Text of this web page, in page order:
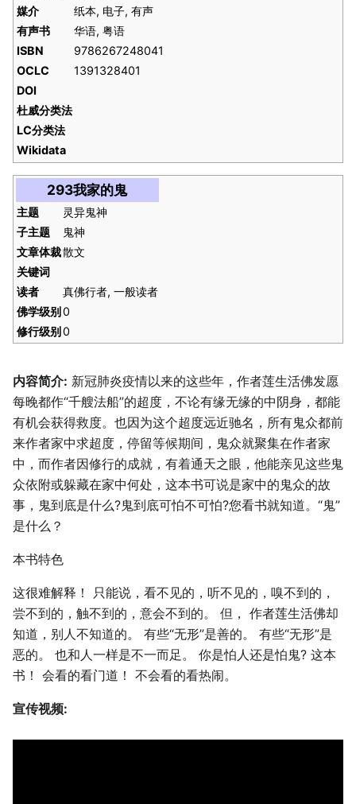
媒介
纸本, 电子, 有声
有声书
华语, 粤语
ISBN
9786267248041
OCLC
1391328401
DOI
杜威分类法
LC分类法
Wikidata
293我家的鬼
主题
灵异鬼神
子主题
鬼神
文章体裁散文
关键词
读者
真佛行者, 一般读者
佛学级别0
修行级别0
内容简介: 新冠肺炎疫情以来的这些年，作者莲生活佛发愿
每晚都作“千艘法船”的超度，不论有缘无缘的中阴身，都能
有机会获得救度。也因为这个超度远近驰名，所有鬼众都前
来作者家中求超度，停留等候期间，鬼众就聚集在作者家
中，而作者因修行的成就，有着通天之眼，他能亲见这些鬼
众依附或躲藏在家中何处，这本书可说是家中的鬼众的故
事，鬼到底是什么?鬼到底可怕不可怕?您看书就知道。“鬼”
是什么？
本书特色
这很难解释！ 只能说，看不见的，听不见的，嗅不到的，
尝不到的，触不到的，意会不到的。 但， 作者莲生活佛却
知道，别人不知道的。 有些“无形”是善的。 有些“无形”是
恶的。 也和人一样是不一而足。 你是怕人还是怕鬼? 这本
书！ 会看的看门道！ 不会看的看热闹。
宣传视频: